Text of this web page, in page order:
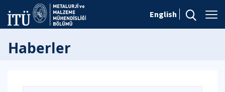
English
Haberler